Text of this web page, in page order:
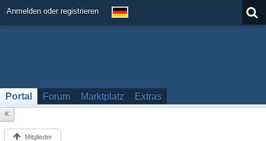
Anmelden oder registrieren
Portal Forum Marktplatz Extras
Mitglieder